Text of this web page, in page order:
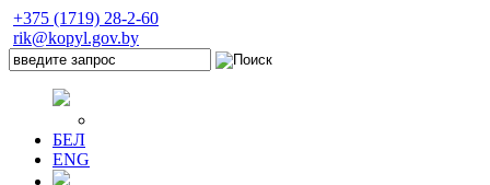
+375 (1719) 28-2-60
rik@kopyl.gov.by
БЕЛ
ENG